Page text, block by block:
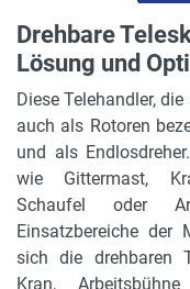
Drehbare
Lösung und
Diese Telehandler,
auch als Rotoren
und als
wie Gittermast,
Schaufel oder
Einsatzbereiche der
sich die drehbaren
Kran,